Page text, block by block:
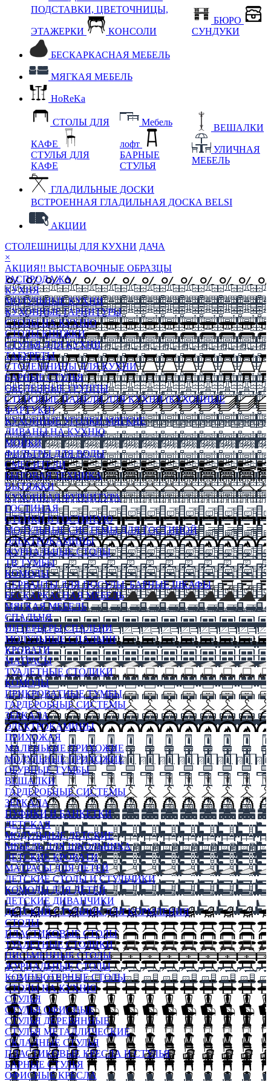
ПОДСТАВКИ, ЦВЕТОЧНИЦЫ,
ЭТАЖЕРКИ КОНСОЛИ
БЮРО
СУНДУКИ
БЕСКАРКАСНАЯ МЕБЕЛЬ
МЯГКАЯ МЕБЕЛЬ
HoReKa
СТОЛЫ ДЛЯ
КАФЕ
СТУЛЬЯ ДЛЯ
КАФЕ
Мебель
лофт
БАРНЫЕ
СТУЛЬЯ
ВЕШАЛКИ
УЛИЧНАЯ
МЕБЕЛЬ
ГЛАДИЛЬНЫЕ ДОСКИ
ВСТРОЕННАЯ ГЛАДИЛЬНАЯ ДОСКА BELSI
АКЦИИ
СТОЛЕШНИЦЫ ДЛЯ КУХНИ ДАЧА
×
АКЦИЯ!! ВЫСТАВОЧНЫЕ ОБРАЗЦЫ
РАСПРОДАЖА
КУХНЯ
МОДУЛЬНЫЕ КУХНИ
КУХОННЫЕ ГАРНИТУРЫ
СТОЛЫ НА КУХНЮ
СТОЛЫ КНИЖКИ
СТУЛЬЯ ДЛЯ КУХНИ
ТАБУРЕТЫ
СТОЛЕШНИЦЫ ДЛЯ КУХНИ
БАРНЫЕ СТУЛЬЯ
ОБЕДЕННЫЕ ГРУППЫ
СТЕНОВЫЕ ПАНЕЛИ ДЛЯ КУХНИ (КУХОННЫЕ
ФАРТУКИ)
КУХОННЫЕ УГОЛКИ МЯГКИЕ
ДИВАНЫ НА КУХНЮ
МОЙКИ
ФИЛЬТРЫ ДЛЯ ВОДЫ
СМЕСИТЕЛИ
БЫТОВАЯ ТЕХНИКА
ВЫТЯЖКИ
КУХОННАЯ ФУРНИТУРА
ГОСТИНАЯ
СТЕНКИ В ГОСТИНУЮ
МОДУЛЬНЫЕ СИСТЕМЫ ДЛЯ ГОСТИНОЙ
ЭЛЕКТРОКАМИНЫ
ЖУРНАЛЬНЫЕ СТОЛЫ
ТВ ТУМБЫ
КОМОДЫ
СЕРВАНТЫ ДЛЯ ПОСУДЫ, БАРНЫЕ ШКАФЫ
БЕСКАРКАСНАЯ МЕБЕЛЬ
МЯГКАЯ МЕБЕЛЬ
СПАЛЬНЯ
ИНТЕРЬЕРЫ СПАЛЬНИ
МОДУЛЬНЫЕ СПАЛЬНИ
КРОВАТИ
МАТРАСЫ
ТУАЛЕТНЫЕ СТОЛИКИ
КОМОДЫ
ПРИКРОВАТНЫЕ ТУМБЫ
ГАРДЕРОБНЫЕ СИСТЕМЫ
ЗЕРКАЛА
ЭЛЕКТРОКАМИНЫ
ПРИХОЖАЯ
МАЛЕНЬКИЕ ПРИХОЖИЕ
МОДУЛЬНЫЕ ПРИХОЖИЕ
ОБУВНЫЕ ТУМБЫ
ВЕШАЛКИ
ГАРДЕРОБНЫЕ СИСТЕМЫ
ЗЕРКАЛА
ПУФИКИ И БАНКЕТКИ
ДЕТСКАЯ
МОДУЛЬНЫЕ ДЕТСКИЕ
МЕБЕЛЬ ДЛЯ ШКОЛЬНИКА
ДЕТСКИЕ КРОВАТИ
МАТРАСЫ ДЛЯ ДЕТЕЙ
ДЕТСКИЕ СТОЛЫ И СТУЛЬЧИКИ
КОМОДЫ ДЛЯ ДЕТЕЙ
ДЕТСКИЕ ДИВАНЧИКИ
ДЕТСКИЙ СТУЛЬЧИК ДЛЯ КОРМЛЕНИЯ
СТОЛЫ
ПЛАСТИКОВЫЕ СТОЛЫ
ТУАЛЕТНЫЕ СТОЛИКИ
ПИСЬМЕННЫЕ СТОЛЫ
ЖУРНАЛЬНЫЕ СТОЛЫ
КОМПЬЮТЕРНЫЕ СТОЛЫ
СТОЛЫ НА КУХНЮ
СТУЛЬЯ
СТУЛЬЯ ОФИСНЫЕ
СТУЛЬЯ ДЕРЕВЯННЫЕ
СТУЛЬЯ МЕТАЛЛИЧЕСКИЕ
СКЛАДНЫЕ СТУЛЬЯ
ПЛАСТИКОВЫЕ КРЕСЛА И СТУЛЬЯ
БАРНЫЕ СТУЛЬЯ
ОФИСНЫЕ КРЕСЛА